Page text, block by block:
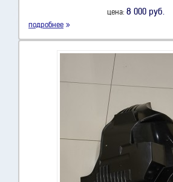
цена: 8 000 руб.
подробнее